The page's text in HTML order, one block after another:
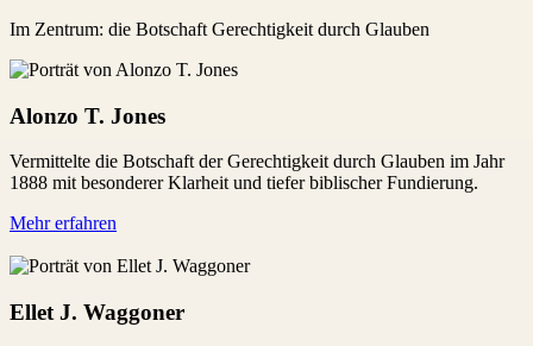
Im Zentrum: die Botschaft Gerechtigkeit durch Glauben
Alonzo T. Jones
Vermittelte die Botschaft der Gerechtigkeit durch Glauben im Jahr
1888 mit besonderer Klarheit und tiefer biblischer Fundierung.
Mehr erfahren
Ellet J. Waggoner